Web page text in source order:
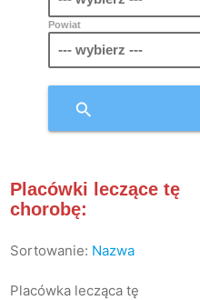
Powiat
search
Placówki leczące tę
chorobę:
Sortowanie: Nazwa
Placówka lecząca tę